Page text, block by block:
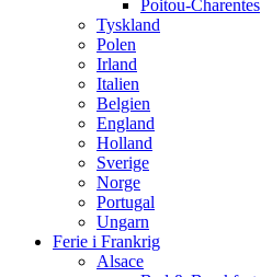
Poitou-Charentes
Tyskland
Polen
Irland
Italien
Belgien
England
Holland
Sverige
Norge
Portugal
Ungarn
Ferie i Frankrig
Alsace